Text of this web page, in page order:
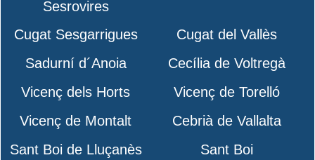
Sesrovires
Cugat Sesgarrigues
Cugat del Vallès
Sadurní d´Anoia
Cecília de Voltregà
Vicenç dels Horts
Vicenç de Torelló
Vicenç de Montalt
Cebrià de Vallalta
Sant Boi de Lluçanès
Sant Boi